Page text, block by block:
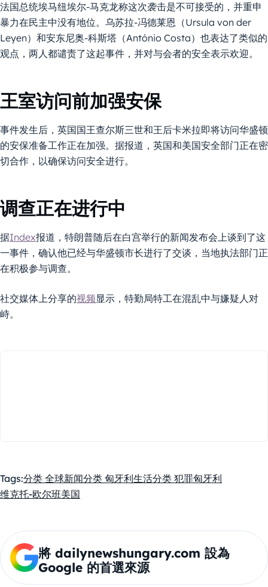
法国总统埃马纽埃尔-马克龙称这次袭击是不可接受的，并重申
暴力在民主中没有地位。乌苏拉-冯德莱恩（Ursula von der
Leyen）和安东尼奥-科斯塔（António Costa）也表达了类似的
观点，两人都谴责了这起事件，并对与会者的安全表示欢迎。
王室访问前加强安保
事件发生后，英国国王查尔斯三世和王后卡米拉即将访问华盛顿
的安保准备工作正在加强。据报道，英国和美国安全部门正在密
切合作，以确保访问安全进行。
调查正在进行中
据Index报道，特朗普随后在白宫举行的新闻发布会上谈到了这
一事件，确认他已经与华盛顿市长进行了交谈，当地执法部门正
在积极参与调查。
社交媒体上分享的视频显示，特勤局特工在混乱中与嫌疑人对
峙。
Tags:分类 全球新闻分类 匈牙利生活分类 犯罪匈牙利
维克托-欧尔班美国
將 dailynewshungary.com 設為
Google 的首選來源